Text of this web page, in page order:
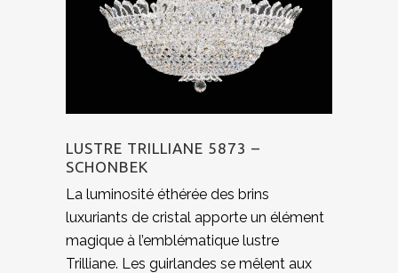
LUSTRE TRILLIANE 5873 –
SCHONBEK
La luminosité éthérée des brins
luxuriants de cristal apporte un élément
magique à l’emblématique lustre
Trilliane. Les guirlandes se mêlent aux